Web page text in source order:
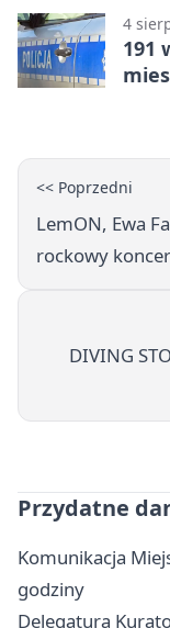
4
191
<< Poprzedni
LemON, Ewa
rockowy
DIVING
Przydatne
Komunikacja
godziny
Delegatura